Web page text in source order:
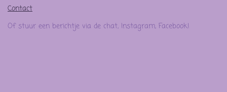
Contact
Of stuur een berichtje via de chat, Instagram, Facebook!